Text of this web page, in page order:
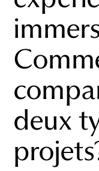
deux